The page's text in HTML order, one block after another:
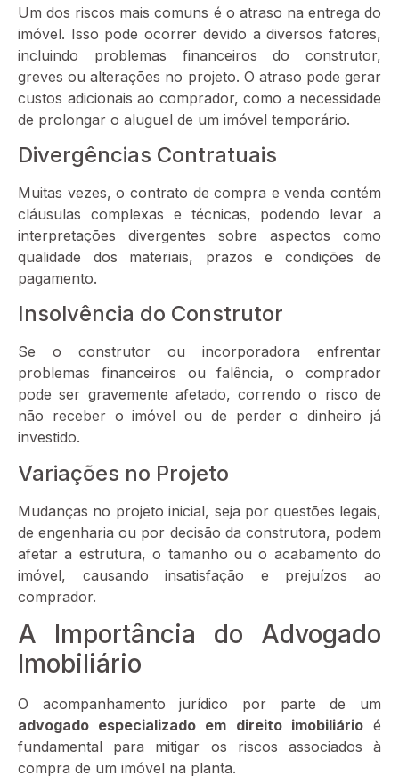
Um dos riscos mais comuns é o atraso na entrega do
imóvel. Isso pode ocorrer devido a diversos fatores,
incluindo problemas financeiros do construtor,
greves ou alterações no projeto. O atraso pode gerar
custos adicionais ao comprador, como a necessidade
de prolongar o aluguel de um imóvel temporário.
Divergências Contratuais
Muitas vezes, o contrato de compra e venda contém
cláusulas complexas e técnicas, podendo levar a
interpretações divergentes sobre aspectos como
qualidade dos materiais, prazos e condições de
pagamento.
Insolvência do Construtor
Se o construtor ou incorporadora enfrentar
problemas financeiros ou falência, o comprador
pode ser gravemente afetado, correndo o risco de
não receber o imóvel ou de perder o dinheiro já
investido.
Variações no Projeto
Mudanças no projeto inicial, seja por questões legais,
de engenharia ou por decisão da construtora, podem
afetar a estrutura, o tamanho ou o acabamento do
imóvel, causando insatisfação e prejuízos ao
comprador.
A Importância do Advogado
Imobiliário
O acompanhamento jurídico por parte de um
advogado especializado em direito imobiliárioé
fundamental para mitigar os riscos associados à
compra de um imóvel na planta.